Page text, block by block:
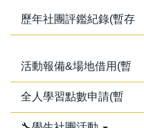
歷年社團評鑑紀錄(暫存
活動報備&場地借用(暫
全人學習點數申請(暫